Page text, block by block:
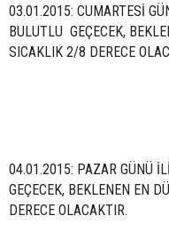
03.01.2015: CUMARTESİ
BULUTLU GEÇECEK,
SICAKLIK 2/8 DERECE
04.01.2015: PAZAR GÜNÜ
GEÇECEK, BEKLENEN EN
DERECE OLACAKTIR.